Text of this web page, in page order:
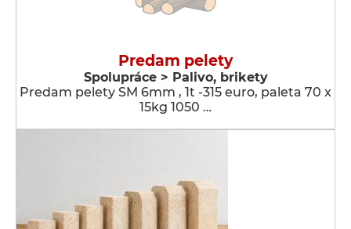
Predam pelety
Spolupráce > Palivo, brikety
Predam pelety SM 6mm , 1t -315 euro, paleta 70 x
15kg 1050 …